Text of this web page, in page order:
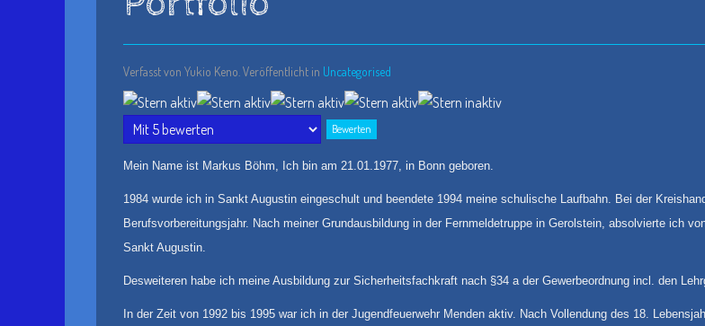
Verfasst von Yukio Keno. Veröffentlicht in Uncategorised
Bewertung:4/5
Bitte
Mein Name ist Markus Böhm, Ich bin am 21.01.1977, in Bonn geboren.
1984 wurde ich in Sankt Augustin eingeschult und beendete 1994 meine schulische Laufbahn. Bei der
Berufsvorbereitungsjahr. Nach meiner Grundausbildung in der Fernmeldetruppe in Gerolstein, absolvierte ich
Sankt Augustin.
Desweiteren habe ich meine Ausbildung zur Sicherheitsfachkraft nach §34 a der Gewerbeordnung incl. den
In der Zeit von 1992 bis 1995 war ich in der Jugendfeuerwehr Menden aktiv. Nach Vollendung des 18.